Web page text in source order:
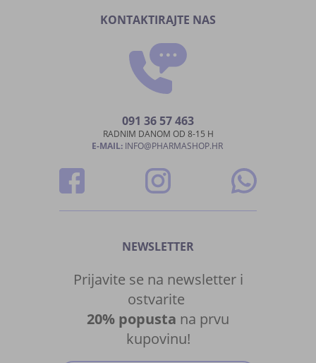
KONTAKTIRAJTE NAS
091 36 57 463
RADNIM DANOM OD 8-15 H
E-MAIL: INFO@PHARMASHOP.HR
NEWSLETTER
Prijavite se na newsletter i
ostvarite
20% popusta na prvu
kupovinu!